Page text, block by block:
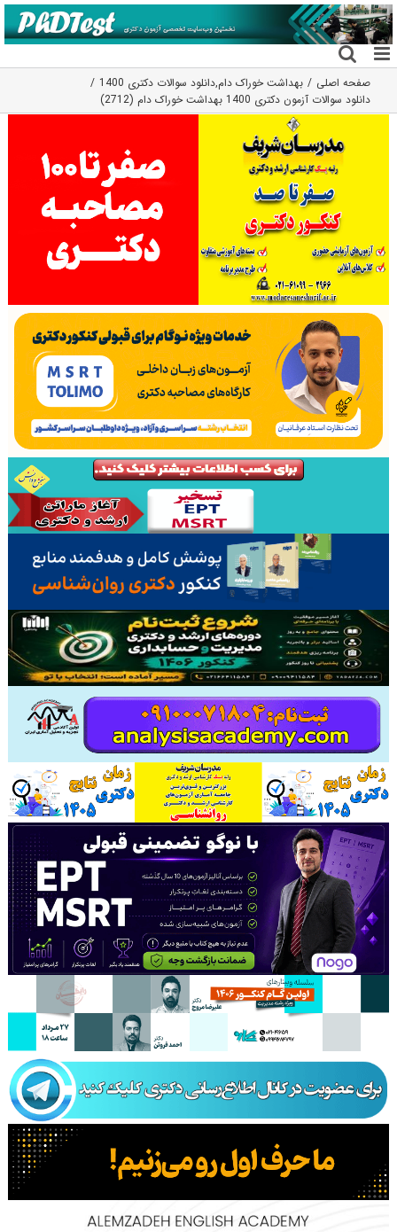
رفتن
به
محتوا
صفحه اصلی بهداشت خوراک دام,دانلود سوالات دکتری 1400
دانلود سوالات آزمون دکتری 1400 بهداشت خوراک دام (2712)